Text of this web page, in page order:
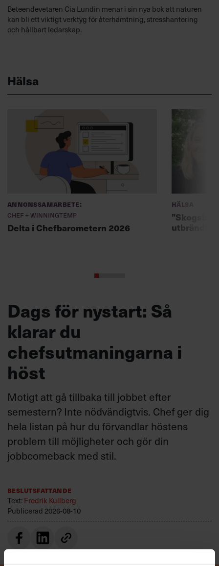
Beteendevetaren Cia Lundin menar i sin nya bok att naturen
kan bli ett viktigt verktyg för återhämtning, stresshantering
och hållbart ledarskap.
Hälsa
Annonssamarbete:
Chef + Winningtemp
Delta i Chefbarometern 2026
Hälsa
Dags för nystart: Så
klarar du
chefsutmaningarna i
höst
Motigt att gå tillbaka till jobbet efter
semestern? Inte nödvändigtvis. Chef ger dig
hela listan på hur du förvandlar höstens
problem till möjligheter och gör din
jobbcomeback med stil.
Beslutsfattande
Text:Fredrik Kullberg
Publicerad 2026-08-10